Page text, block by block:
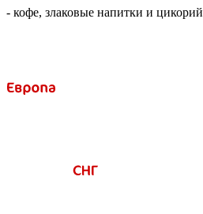
- кофе, злаковые напитки и цикорий